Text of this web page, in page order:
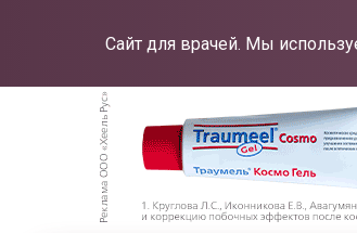
Сайт для врачей. Мы